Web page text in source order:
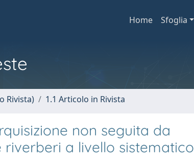
Home Sfoglia
Rivista) 1.1 Articolo in Rivista
non seguita da
riverberi a livello sistematico